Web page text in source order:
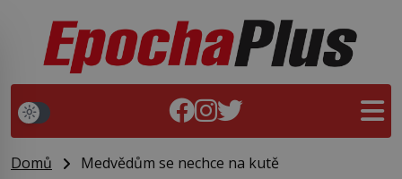
Domů Medvědům se nechce na kutě